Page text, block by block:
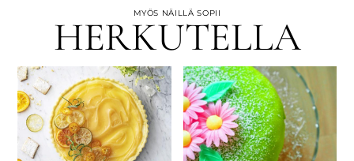
MYÖS NÄILLÄ SOPII
HERKUTELLA